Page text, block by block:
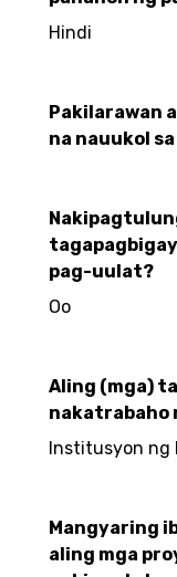
Hindi
Pakilarawan
na nauukol
pag-uulat?
Oo
Aling (mga)
nakatrabaho
Institusyon ng
Mangyaring
aling mga